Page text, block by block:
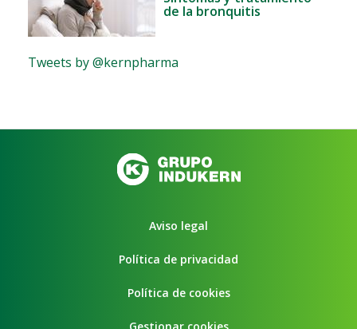
de la bronquitis
Tweets by @kernpharma
Aviso legal
Política de privacidad
Política de cookies